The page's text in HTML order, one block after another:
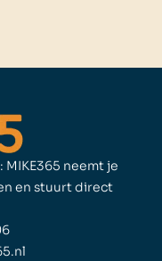
neemt je
en stuurt direct